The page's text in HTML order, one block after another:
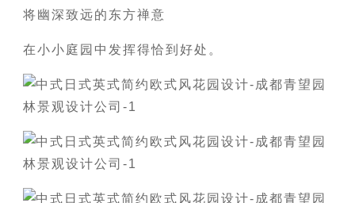
将幽深致远的东方禅意
在小小庭园中发挥得恰到好处。